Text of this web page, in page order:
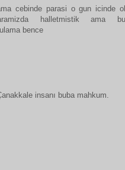
cebinde parasi o gun icinde
halletmistik ama
bence
insanı buba mahkum.